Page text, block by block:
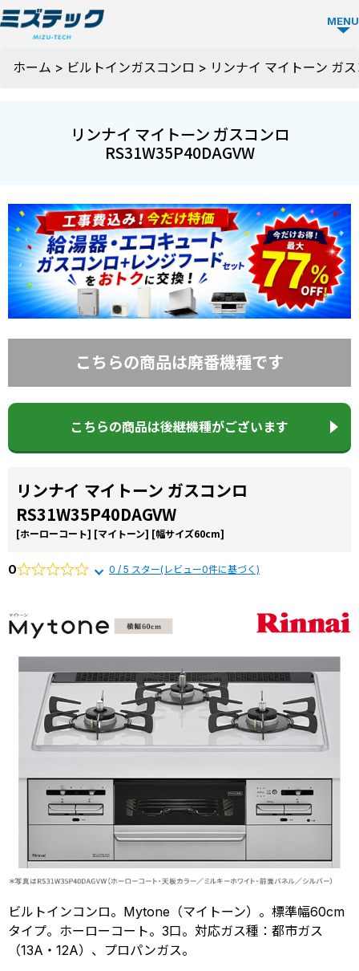
MENU
ビルトイ
ぶ
メーカーか
ら選ぶ
リンナイ
から選ぶ
商品一覧か
ミズテック
の強み
選ばれる理
交換費用
施工事例
お役立ち
コラム
よくある
ホーム > ビルトインガスコンロ > リンナイ マイトーン ガ
リンナイ マイトーン ガスコンロ
RS31W35P40DAGVW
こちらの商品は廃番機種です
こちらの商品は後継機種がございます
リンナイ マイトーン ガスコンロ
RS31W35P40DAGVW
[ホーローコート] [マイトーン] [幅サイズ60cm]
0 0 / 5 スター(レビュー0件に基づく)
ビルトインコンロ。Mytone（マイトーン）。標準幅60cm
タイプ。ホーローコート。3口。対応ガス種：都市ガス
（13A・12A）、プロパンガス。